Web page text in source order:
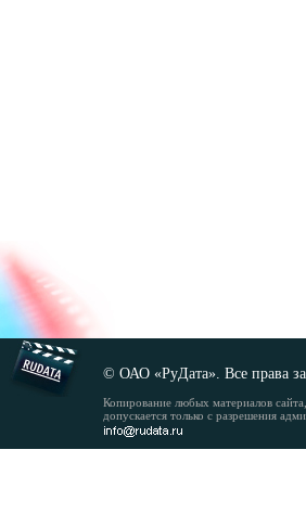
© ОАО «РуДата». Все права
Копирование любых материалов
допускается только с разрешения